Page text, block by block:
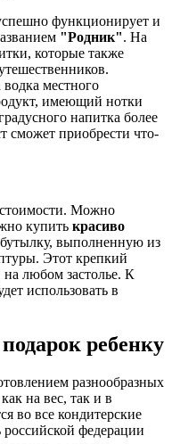
функционирует и
"Родник". На
которые также
местного
имеющий нотки
напитка более
сможет приобрести что-
стоимости. Можно
купить красиво
выполненную из
Этот крепкий
любом застолье. К
использовать в
ребенку
разнообразных
на вес, так и в
во все кондитерские
федерации